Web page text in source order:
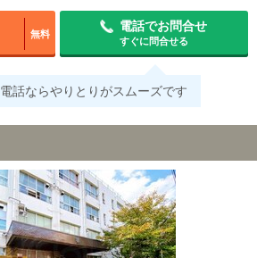
無料
電話でお問合せ
すぐに問合せる
電話ならやりとりがスムーズです